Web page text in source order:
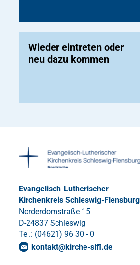
Wieder eintreten oder
neu dazu kommen
Evangelisch-Lutherischer
Kirchenkreis Schleswig-Flensburg
Norderdomstraße 15
D-24837 Schleswig
Tel.: (04621) 96 30 - 0
kontakt@kirche-slfl.de